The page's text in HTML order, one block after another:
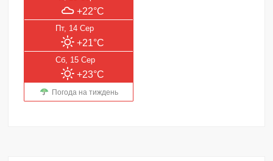
+22°C
Пт, 14 Сер
+21°C
Сб, 15 Сер
+23°C
Погода на тиждень